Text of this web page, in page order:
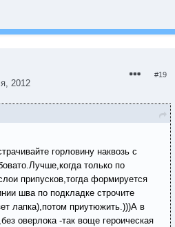
2012
#19
горловину наквозь с
только по
припусков,тогда формируется
шва по подкладке строчите
лапка),потом приутюжить.)))А в
оверлока -так воще героическая